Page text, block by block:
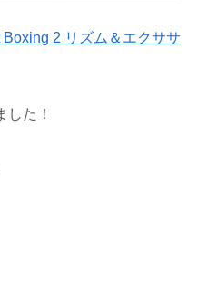
Boxing 2 リズム＆エクササ
た！